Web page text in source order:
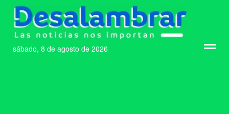
sábado, 8 de agosto de 2026